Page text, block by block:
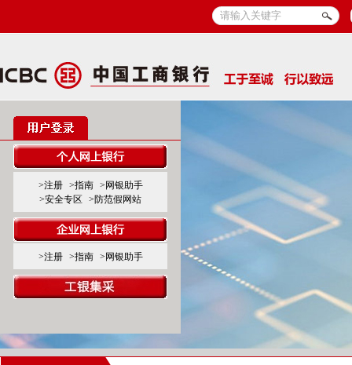
>注册 >指南
>网银助手
>安全专区
>防范假网站
>注册 >指南 >网银助手